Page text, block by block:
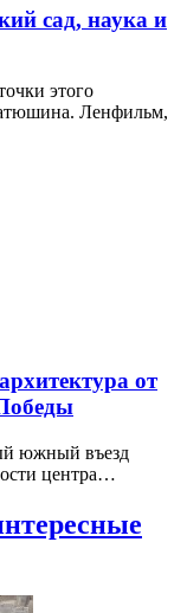
сад, наука и
этого
Ленфильм,
от
южный въезд
центра…